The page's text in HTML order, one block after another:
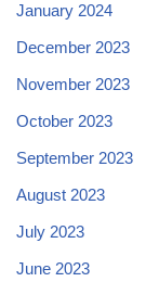
January 2024
December 2023
November 2023
October 2023
September 2023
August 2023
July 2023
June 2023